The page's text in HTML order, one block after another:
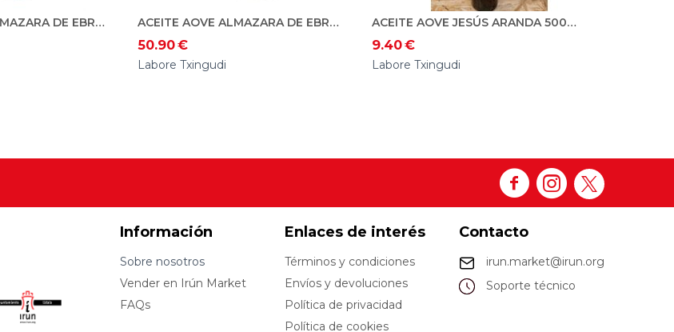
ACEITE AOVE ALMAZARA DE EBRO. ECO. 2L ACEITE AOVE ALMAZARA DE EBRO. ECO. 5L
50.90€
Labore Txingudi
ACEITE AOVE JESÚS ARANDA 500ML ECO
9.40€
Labore Txingudi
Información
Sobre nosotros
Vender en Irún Market
FAQs
Enlaces de interés
Términos y condiciones
Envíos y devoluciones
Política de privacidad
Política de cookies
Contacto
irun.market@irun.org
Soporte técnico